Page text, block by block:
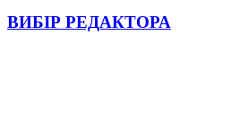
ВИБІР РЕДАКТОРА